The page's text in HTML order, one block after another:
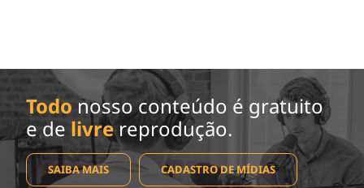
Todo nosso conteúdo é gratuito
e de livrereprodução.
SAIBA MAIS CADASTRO DE MÍDIAS